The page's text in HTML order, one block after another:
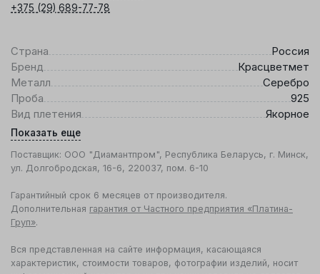
+375 (29) 689-77-78
Страна
Россия
Бренд
Красцветмет
Металл
Серебро
Проба
925
Вид плетения
Якорное
Показать еще
Поставщик: ООО "Диамантпром", Республика Беларусь, г. Минск,
ул. Долгобродская, 16-6, 220037, пом. 6-10
Гарантийный срок 6 месяцев от производителя.
Дополнительная гарантия от Частного предприятия «Платина-
Груп».
Вся представленная на сайте информация, касающаяся
характеристик, стоимости товаров, фотографии изделий, носит